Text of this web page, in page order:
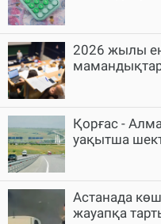
2026 жылы ең
Қорғас -
уақытша
Астанада
жауапқа